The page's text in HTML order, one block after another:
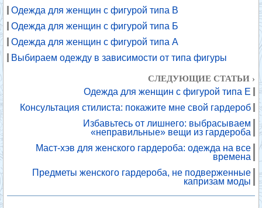
Одежда для женщин с фигурой типа В
Одежда для женщин с фигурой типа Б
Одежда для женщин с фигурой типа А
Выбираем одежду в зависимости от типа фигуры
СЛЕДУЮЩИЕ СТАТЬИ ›
Одежда для женщин с фигурой типа Е
Консультация стилиста: покажите мне свой гардероб
Избавьтесь от лишнего: выбрасываем
«неправильные» вещи из гардероба
Маст-хэв для женского гардероба: одежда на все
времена
Предметы женского гардероба, не подверженные
капризам моды